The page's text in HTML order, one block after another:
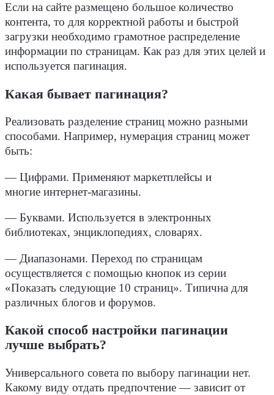
Если на сайте размещено большое количество
контента, то для корректной работы и быстрой
загрузки необходимо грамотное распределение
информации по страницам. Как раз для этих целей и
используется пагинация.
Какая бывает пагинация?
Реализовать разделение страниц можно разными
способами. Например, нумерация страниц может
быть:
— Цифрами. Применяют маркетплейсы и
многие интернет-магазины.
— Буквами. Используется в электронных
библиотеках, энциклопедиях, словарях.
— Диапазонами. Переход по страницам
осуществляется с помощью кнопок из серии
«Показать следующие 10 страниц». Типична для
различных блогов и форумов.
Какой способ настройки пагинации
лучше выбрать?
Универсального совета по выбору пагинации нет.
Какому виду отдать предпочтение — зависит от